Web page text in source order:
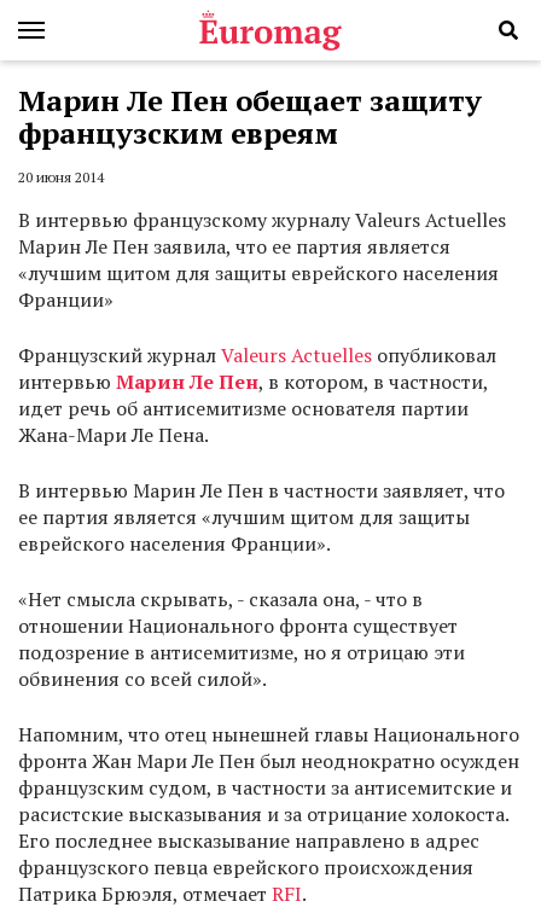
Марин Ле Пен обещает защиту
французским евреям
20 июня 2014
В интервью французскому журналу Valeurs Actuelles
Марин Ле Пен заявила, что ее партия является
«лучшим щитом для защиты еврейского населения
Франции»
Французский журналValeurs Actuelles опубликовал
интервью Марин Ле Пен, в котором, в частности,
идет речь об антисемитизме основателя партии
Жана-Мари Ле Пена.
В интервью Марин Ле Пен в частности заявляет, что
ее партия является «лучшим щитом для защиты
еврейского населения Франции».
«Нет смысла скрывать, - сказала она, - что в
отношении Национального фронта существует
подозрение в антисемитизме, но я отрицаю эти
обвинения со всей силой».
Напомним, что отец нынешней главы Национального
фронта Жан Мари Ле Пен был неоднократно осужден
французским судом, в частности за антисемитские и
расистские высказывания и за отрицание холокоста.
Его последнее высказывание направлено в адрес
французского певца еврейского происхождения
Патрика Брюэля, отмечает RFI.